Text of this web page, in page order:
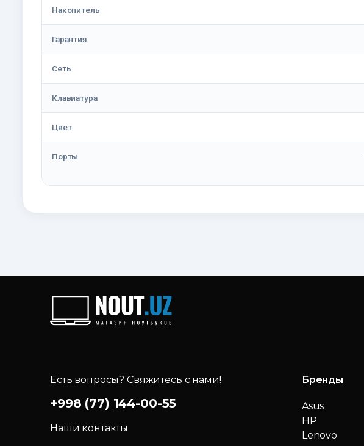
Накопитель
Гарантия
Сеть
Клавиатура
Цвет
Порты
Есть вопросы? Свяжитесь с нами!
+998 (77) 144-00-55
Наши контакты
Бренды
Asus
HP
Lenovo